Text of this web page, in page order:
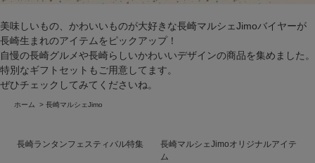
美味しいもの、かわいいものが大好きな長崎マルシェJimoバイヤーが
長崎生まれのアイテムをピックアップ！
自慢の長崎グルメや長崎らしいかわいいデザインの商品を集めました。
特別なギフトセットもご用意してます。
ぜひチェックしてみてくださいね。
ホーム > 長崎マルシェJimo
長崎ランタンフェスティバル特集
長崎マルシェJimoオリジナルアイテ
ム